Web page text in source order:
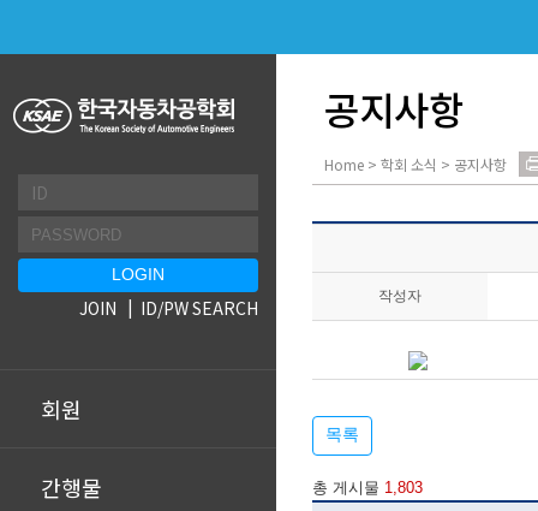
회원
간행물
JOIN ID/PW SEARCH
공지사항
Home > 학회 소식 > 공지사항
작성자
목록
총 게시물 1,803